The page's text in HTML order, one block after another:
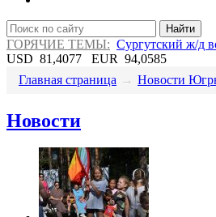
Найти
ГОРЯЧИЕ ТЕМЫ: Сургутский ж/д
USD 81,4077 EUR 94,0585
Главная страница → Новости
Новости